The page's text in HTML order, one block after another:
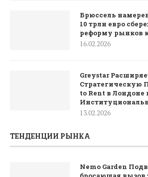
Брюссель
10 трлн евро
реформу рынков
16.02.2026
Greystar
Стратегическую
to Rent в Лондоне
13.02.2026
ТЕНДЕНЦИИ РЫНКА
Nemo Garden